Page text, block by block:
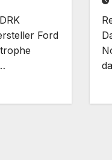
Ford